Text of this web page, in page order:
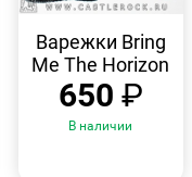
ПРОСМОТР
Варежки Bring
Me The Horizon
650 ₽
В наличии